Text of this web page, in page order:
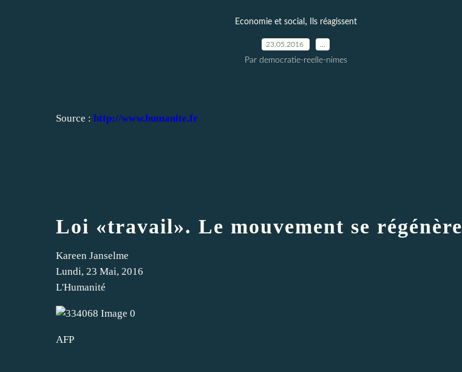
Economie et social , Ils réagissent
23.05.2016
Par democratie-reelle-nimes
Source : http://www.humanite.fr
Loi «travail». Le mouvement se régénère
Kareen Janselme
Lundi, 23 Mai, 2016
L'Humanité
AFP